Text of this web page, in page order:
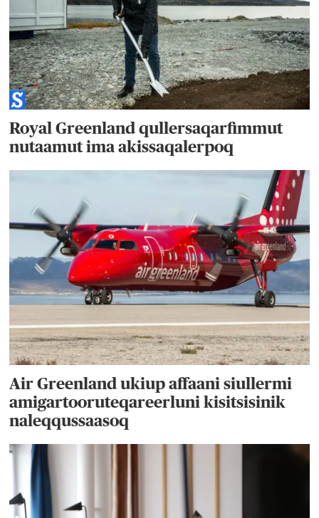
Royal Greenland qullersaqarfimmut
nutaamut ima akissaqalerpoq
Air Greenland ukiup affaani siullermi
amigartooruteqareerluni kisitsisinik
naleqqussaasoq